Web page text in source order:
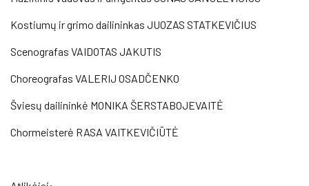
Kostiumų ir grimo dailininkas JUOZAS STATKEVIČIUS
Scenografas VAIDOTAS JAKUTIS
Choreografas VALERIJ OSADČENKO
Šviesų dailininkė MONIKA ŠERSTABOJEVAITĖ
Chormeisterė RASA VAITKEVIČIŪTĖ